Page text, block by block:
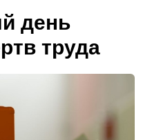
день
труда